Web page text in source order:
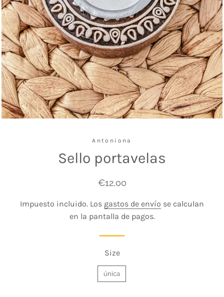
Antoniona
Sello portavelas
Precio
Precio
venta
€12,00
Impuesto incluido. Los gastos de envío se calculan
en la pantalla de pagos.
Size
única